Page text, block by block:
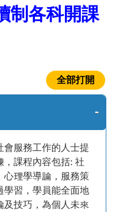
制各科開課
會服務工作的人士提
，課程內容包括: 社
心理學導論，服務策
學習，學員能全面地
及技巧，為個人未來